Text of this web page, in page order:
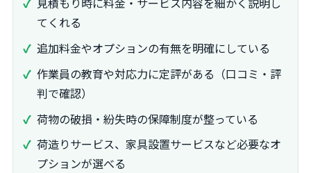
てくれる
追加料金やオプションの有無を明確にしている
作業員の教育や対応力に定評がある（口コミ・評
判で確認）
荷物の破損・紛失時の保障制度が整っている
荷造りサービス、家具設置サービスなど必要なオ
プションが選べる